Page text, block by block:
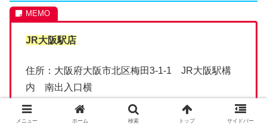
JR大阪駅店
住所：大阪府大阪市北区梅田3-1-1 JR大阪駅構
内 南出入口横
アクセス：JR大阪駅（直結）
メニュー ホーム 検索 トップ サイドバー